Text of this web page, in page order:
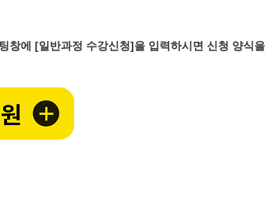
창에 [일반과정 수강신청]을 입력하시면 신청 양식을